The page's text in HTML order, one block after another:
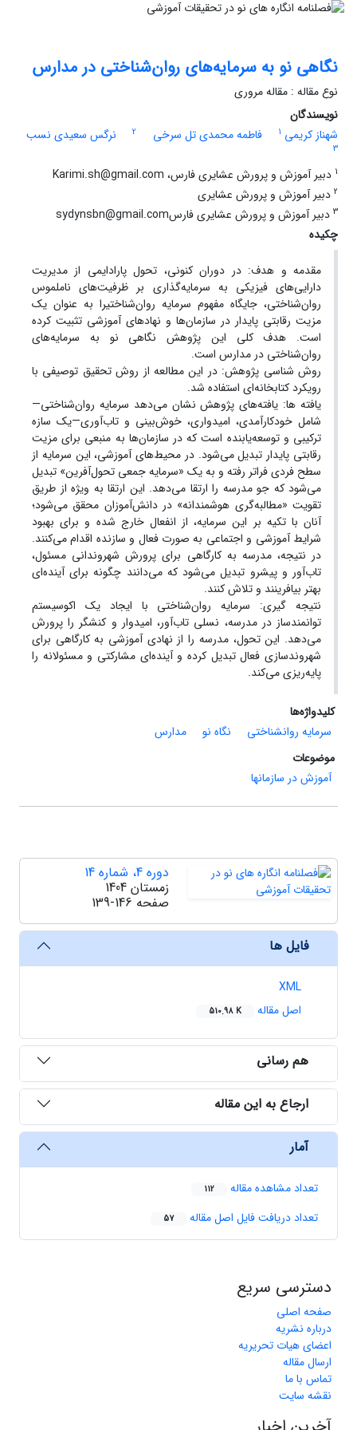
نگاهی نو به سرمایه‌های روان‌شناختی در مدارس
نوع مقاله : مقاله مروری
نویسندگان
شهناز کریمی 1 فاطمه محمدی تل سرخی 2 نرگس سعیدی نسب
3
1 دبیر آموزش و پرورش عشایری فارس، Karimi.sh@gmail.com
2 دبیر آموزش و پرورش عشایری
3 دبیر آموزش و پرورش عشایری فارسsydynsbn@gmail.com
چکیده
مقدمه و هدف: در دوران کنونی، تحول پارادایمی از مدیریت
دارایی‌های فیزیکی به سرمایه‌گذاری بر ظرفیت‌های ناملموس
روان‌شناختی، جایگاه مفهوم سرمایه روان‌شناختیرا به عنوان یک
مزیت رقابتی پایدار در سازمان‌ها و نهادهای آموزشی تثبیت کرده
است. هدف کلی این پژوهش نگاهی نو به سرمایه‌های
روان‌شناختی در مدارس است.
روش شناسی پژوهش: در این مطالعه از روش تحقیق توصیفی با
رویکرد کتابخانه‌ای استفاده شد.
یافته ها: یافته‌های پژوهش نشان می‌دهد سرمایه روان‌شناختی—
شامل خودکارآمدی، امیدواری، خوش‌بینی و تاب‌آوری—یک سازه
ترکیبی و توسعه‌یابنده است که در سازمان‌ها به منبعی برای مزیت
رقابتی پایدار تبدیل می‌شود. در محیط‌های آموزشی، این سرمایه از
سطح فردی فراتر رفته و به یک «سرمایه جمعی تحول‌آفرین» تبدیل
می‌شود که جو مدرسه را ارتقا می‌دهد. این ارتقا به ویژه از طریق
تقویت «مطالبه‌گری هوشمندانه» در دانش‌آموزان محقق می‌شود؛
آنان با تکیه بر این سرمایه، از انفعال خارج شده و برای بهبود
شرایط آموزشی و اجتماعی به صورت فعال و سازنده اقدام می‌کنند.
در نتیجه، مدرسه به کارگاهی برای پرورش شهروندانی مسئول،
تاب‌آور و پیشرو تبدیل می‌شود که می‌دانند چگونه برای آینده‌ای
بهتر بیافرینند و تلاش کنند.
نتیجه گیری: سرمایه روان‌شناختی با ایجاد یک اکوسیستم
توانمندساز در مدرسه، نسلی تاب‌آور، امیدوار و کنشگر را پرورش
می‌دهد. این تحول، مدرسه را از نهادی آموزشی به کارگاهی برای
شهروندسازی فعال تبدیل کرده و آینده‌ای مشارکتی و مسئولانه را
پایه‌ریزی می‌کند.
کلیدواژه‌ها
سرمایه روانشناختی
نگاه نو
مدارس
موضوعات
آموزش در سازمانها
دوره 4، شماره 14
زمستان 1404
صفحه 139-146
فایل ها
XML
اصل مقاله
510.98 K
هم رسانی
ارجاع به این مقاله
آمار
تعداد مشاهده مقاله 112
تعداد دریافت فایل اصل مقاله 57
دسترسی سریع
صفحه اصلی
درباره نشریه
اعضای هیات تحریریه
ارسال مقاله
تماس با ما
نقشه سایت